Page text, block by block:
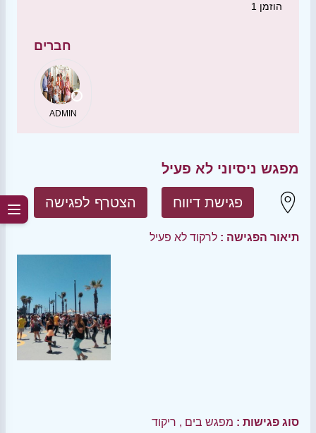
1 הוזמן
חברים
ADMIN
מפגש ניסיוני לא פעיל
הצטרף לפגישה פגישת דיווח
תיאור הפגישה : לרקוד לא פעיל
סוג פגישות : מפגש בים , ריקוד